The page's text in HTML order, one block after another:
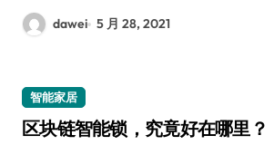
dawei 5 月 28, 2021
智能家居
区块链智能锁，究竟好在哪里？